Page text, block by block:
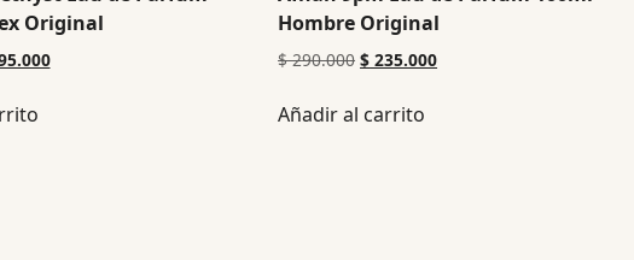
Original
Hombre Original
$290.000 $ 235.000
Añadir al carrito